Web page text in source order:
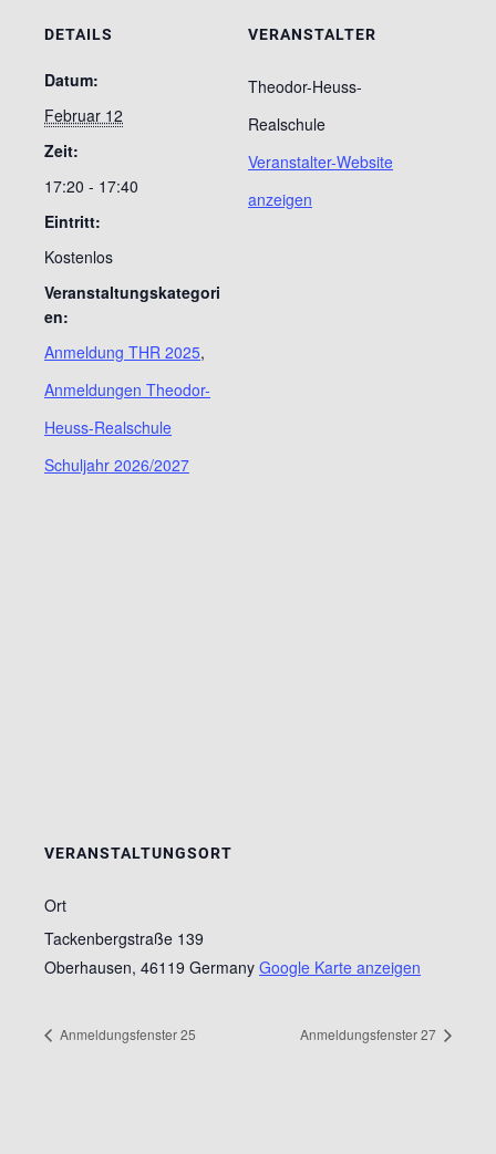
DETAILS
Datum:
Februar 12
Zeit:
17:20 - 17:40
Eintritt:
Kostenlos
Veranstaltungskategori
en:
Anmeldung THR 2025,
Anmeldungen Theodor-
Heuss-Realschule
Schuljahr 2026/2027
VERANSTALTER
Theodor-Heuss-
Realschule
Veranstalter-Website
anzeigen
VERANSTALTUNGSORT
Ort
Tackenbergstraße 139
Oberhausen, 46119 Germany Google Karte anzeigen
Anmeldungsfenster 25 Anmeldungsfenster 27